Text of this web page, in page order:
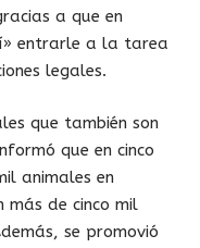
a que en
entrarle a la tarea
legales.
que también son
que en cinco
animales en
más de cinco mil
se promovió